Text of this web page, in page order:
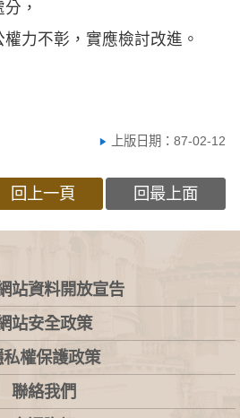
，
力不彰，實應檢討改進。
上版日期：87-02-12
回上一頁 回最上面
站資料開放宣告
站安全政策
私權保護政策
聯絡我們